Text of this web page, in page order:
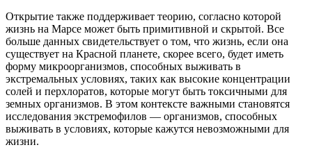
Открытие также поддерживает теорию, согласно которой
жизнь на Марсе может быть примитивной и скрытой. Все
больше данных свидетельствует о том, что жизнь, если она
существует на Красной планете, скорее всего, будет иметь
форму микроорганизмов, способных выживать в
экстремальных условиях, таких как высокие концентрации
солей и перхлоратов, которые могут быть токсичными для
земных организмов. В этом контексте важными становятся
исследования экстремофилов — организмов, способных
выживать в условиях, которые кажутся невозможными для
жизни.